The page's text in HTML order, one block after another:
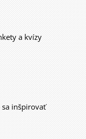
a kvízy
inšpirovať